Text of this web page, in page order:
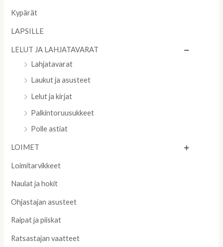
Kypärät
LAPSILLE
LELUT JA LAHJATAVARAT
Lahjatavarat
Laukut ja asusteet
Lelut ja kirjat
Palkintoruusukkeet
Polle astiat
LOIMET
Loimitarvikkeet
Naulat ja hokit
Ohjastajan asusteet
Raipat ja piiskat
Ratsastajan vaatteet